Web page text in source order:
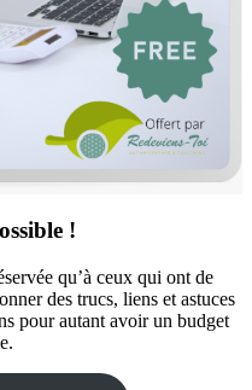
!
qu’à ceux qui ont de
des trucs, liens et astuces
pour autant avoir un budget